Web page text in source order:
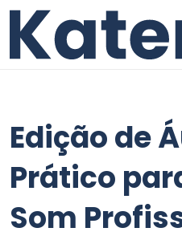
Edição de
Prático
Som